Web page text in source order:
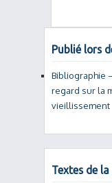
Publié lors
Bibliographie
regard sur la
vieillissement
Textes de la